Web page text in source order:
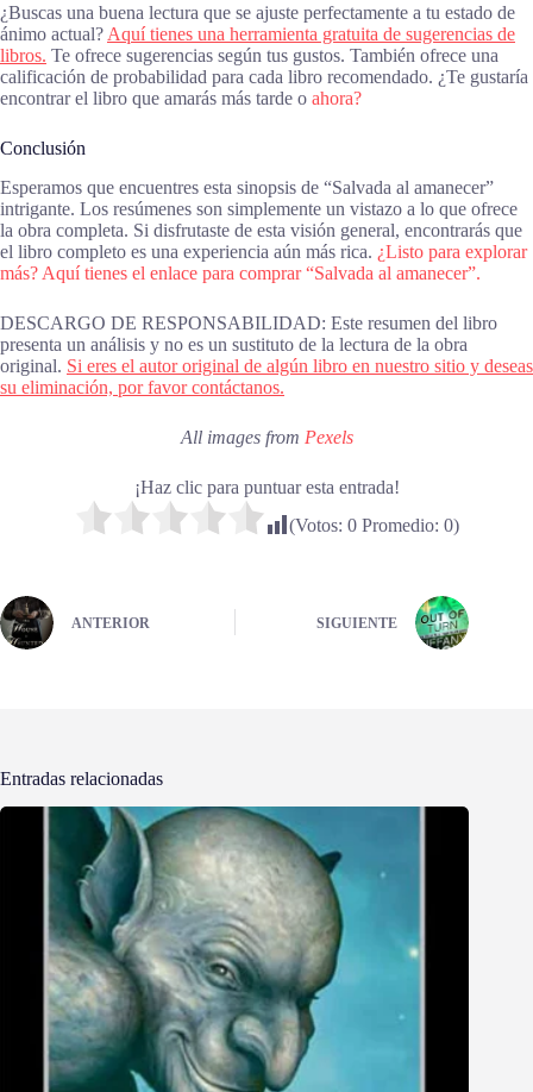
¿Buscas una buena lectura que se ajuste perfectamente a tu estado de
ánimo actual? Aquí tienes una herramienta gratuita de sugerencias de
libros. Te ofrece sugerencias según tus gustos. También ofrece una
calificación de probabilidad para cada libro recomendado. ¿Te gustaría
encontrar el libro que amarás más tarde o ahora?
Conclusión
Esperamos que encuentres esta sinopsis de “Salvada al amanecer”
intrigante. Los resúmenes son simplemente un vistazo a lo que ofrece
la obra completa. Si disfrutaste de esta visión general, encontrarás que
el libro completo es una experiencia aún más rica. ¿Listo para explorar
más? Aquí tienes el enlace para comprar “Salvada al amanecer”.
DESCARGO DE RESPONSABILIDAD: Este resumen del libro
presenta un análisis y no es un sustituto de la lectura de la obra
original. Si eres el autor original de algún libro en nuestro sitio y deseas
su eliminación, por favor contáctanos.
All images from Pexels
¡Haz clic para puntuar esta entrada!
(Votos: 0Promedio: 0)
ANTERIOR SIGUIENTE
Entradas relacionadas